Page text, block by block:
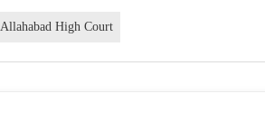
Allahabad High Court